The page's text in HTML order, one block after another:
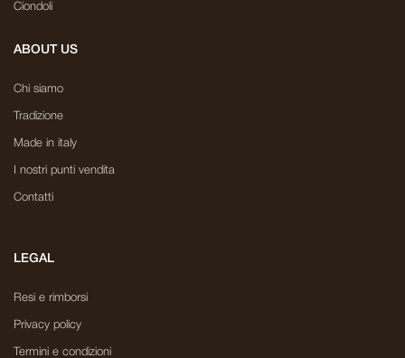
Ciondoli
ABOUT US
Chi siamo
Tradizione
Made in italy
I nostri punti vendita
Contatti
LEGAL
Resi e rimborsi
Privacy policy
Termini e condizioni